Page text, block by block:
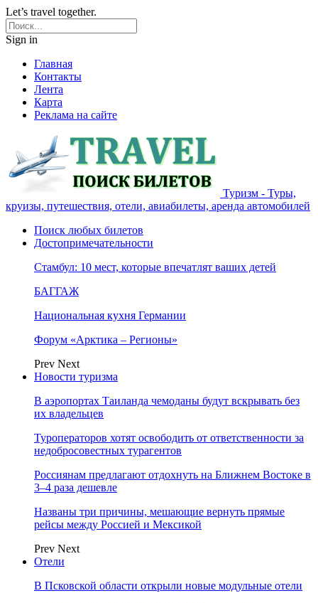
Let’s travel together.
Sign in
Главная
Контакты
Лента
Карта
Реклама на сайте
Туризм - Туры,
круизы, путешествия, отели, авиабилеты, аренда автомобилей
Поиск любых билетов
Достопримечательности
Стамбул: 10 мест, которые впечатлят ваших детей
БАГГАЖ
Национальная кухня Германии
Форум «Арктика – Регионы»
Prev Next
Новости туризма
В аэропортах Таиланда чемоданы будут вскрывать без
их владельцев
Туроператоров хотят освободить от ответственности за
недобросовестных турагентов
Россиянам предлагают отдохнуть на Ближнем Востоке в
3–4 раза дешевле
Названы три причины, мешающие вернуть прямые
рейсы между Россией и Мексикой
Prev Next
Отели
В Псковской области открыли новые модульные отели